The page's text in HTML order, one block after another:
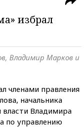
избрал
Владимир Марков и
членами правления
начальника
власти Владимира
по управлению